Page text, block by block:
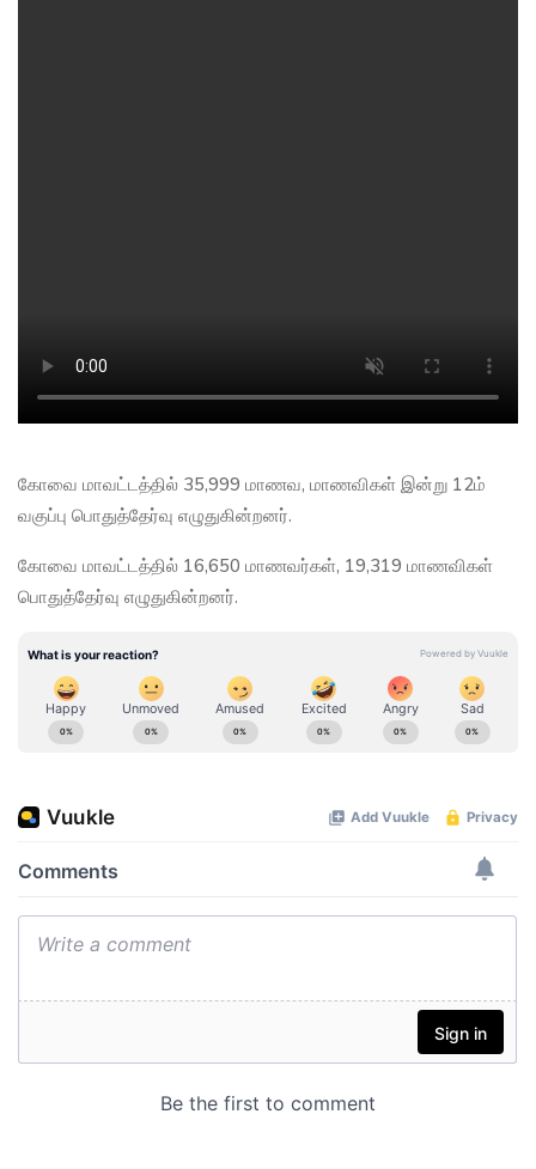
கோவை மாவட்டத்தில் 35,999 மாணவ, மாணவிகள் இன்று 12ம்
வகுப்பு பொதுத்தேர்வு எழுதுகின்றனர்.
கோவை மாவட்டத்தில் 16,650 மாணவர்கள், 19,319 மாணவிகள்
பொதுத்தேர்வு எழுதுகின்றனர்.